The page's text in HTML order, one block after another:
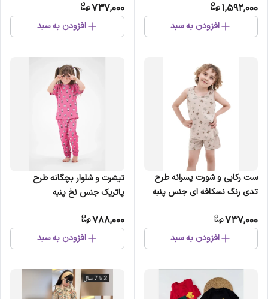
1,592,000
افزودن به سبد
737,000
افزودن به سبد
ست رکابی و شورت پسرانه طرح
تدی رنگ نسکافه ای جنس پنبه
737,000
افزودن به سبد
تیشرت و شلوار بچگانه طرح
پاتریک جنس نخ پنبه
788,000
افزودن به سبد